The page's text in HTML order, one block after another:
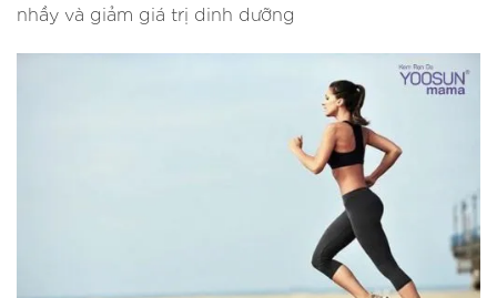
nhầy và giảm giá trị dinh dưỡng